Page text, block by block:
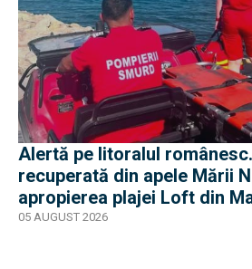
Alertă pe litoralul
recuperată din apele Mării
apropierea plajei Loft din
05 AUGUST 2026